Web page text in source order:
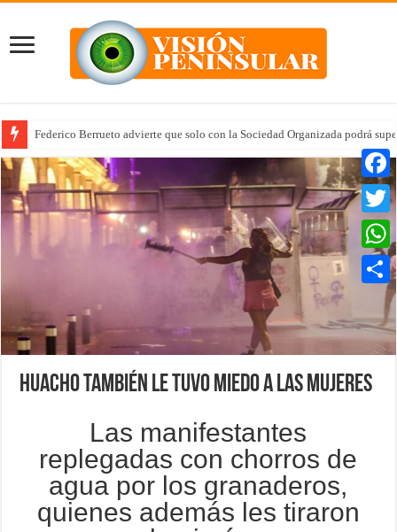
Federico Berrueto advierte que solo con la Sociedad Organizada podrá
Huacho también le tuvo miedo a las mujeres
Las manifestantes
replegadas con chorros de
agua por los granaderos,
quienes además les tiraron
Twitter